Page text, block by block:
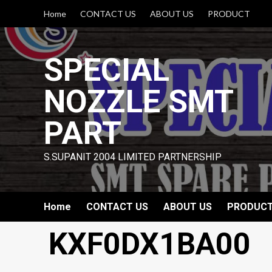
content
Home CONTACT US ABOUT US PRODUCT
SPECIAL
NOZZLE SMT
PART
S.SUPANIT 2004 LIMITED PARTNERSHIP
Home CONTACT US ABOUT US
KXF0DX1BA00